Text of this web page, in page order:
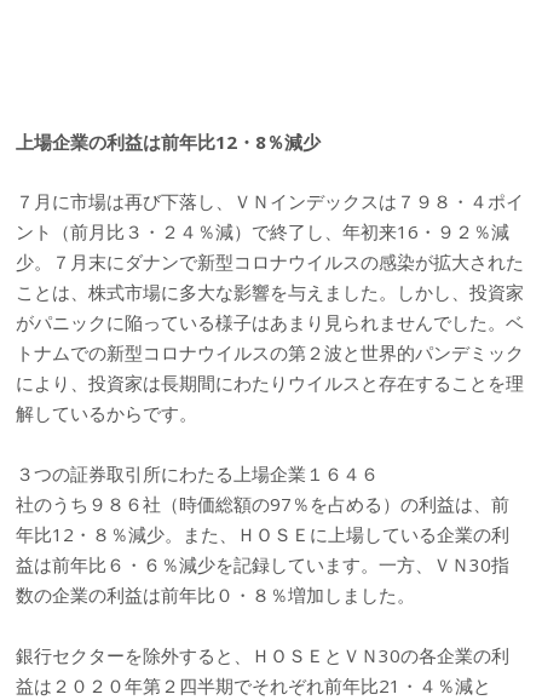
上場企業の利益は前年比12・8％減少
７月に市場は再び下落し、ＶＮインデックスは７９８・４ポイ
ント（前月比３・２４％減）で終了し、年初来16・９２％減
少。７月末にダナンで新型コロナウイルスの感染が拡大された
ことは、株式市場に多大な影響を与えました。しかし、投資家
がパニックに陥っている様子はあまり見られませんでした。ベ
トナムでの新型コロナウイルスの第２波と世界的パンデミック
により、投資家は長期間にわたりウイルスと存在することを理
解しているからです。
３つの証券取引所にわたる上場企業１６４６
社のうち９８６社（時価総額の97％を占める）の利益は、前
年比12・８％減少。また、ＨＯＳＥに上場している企業の利
益は前年比６・６％減少を記録しています。一方、ＶＮ30指
数の企業の利益は前年比０・８％増加しました。
銀行セクターを除外すると、ＨＯＳＥとＶＮ30の各企業の利
益は２０２０年第２四半期でそれぞれ前年比21・４％減と